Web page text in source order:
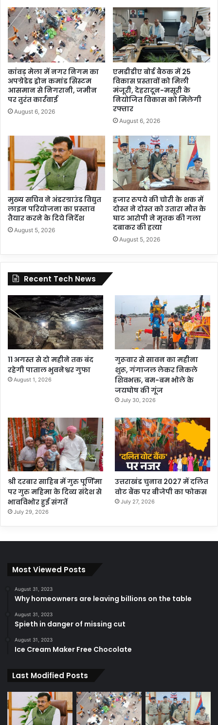
कांवड़ मेला में नगर निगम का
अपग्रेडेड ड्रोन कमांड सिस्टम
आसमान से निगरानी, जमीन
पर तुरंत कार्रवाई
August 6, 2026
एमडीडीए बोर्ड बैठक में 25
विकास प्रस्तावों को मिली
मंजूरी, देहरादून-मसूरी के
नियोजित विकास को मिलेगी
रफ्तार
August 6, 2026
मुख्य सचिव ने अंडरग्राउंड विद्युत
लाइन परियोजना का प्रस्ताव
तैयार करने के दिये निर्देश
August 5, 2026
हजार रुपये की चोरी के शक में
दोस्त ने दोस्त को उतारा मौत के
घाट आरोपी ने मृतक की गला
दबाकर की हत्या
August 5, 2026
Recent Tech News
11 अगस्त से दो महीने तक बंद
रहेगी पाताल भुवनेश्वर गुफा
August 1, 2026
गुरूवार से सावन का महीना
शुरू, गंगाजल लेकर निकले
शिवभक्त, बम-बम भोले के
जयघोष की गूंज
July 30, 2026
श्री दरबार साहिब में गुरु पूर्णिमा
पर गुरु महिमा के दिव्य संदेश से
भावविभोर हुई संगतें
July 29, 2026
उत्तराखंड चुनाव 2027 में दलित
वोट बैंक पर बीजेपी का फोकस
July 27, 2026
Most Viewed Posts
August 31, 2023
Why homeowners are leaving billions on the table
August 31, 2023
Spieth in danger of missing cut
August 31, 2023
Ice Cream Maker Free Chocolate
Last Modified Posts